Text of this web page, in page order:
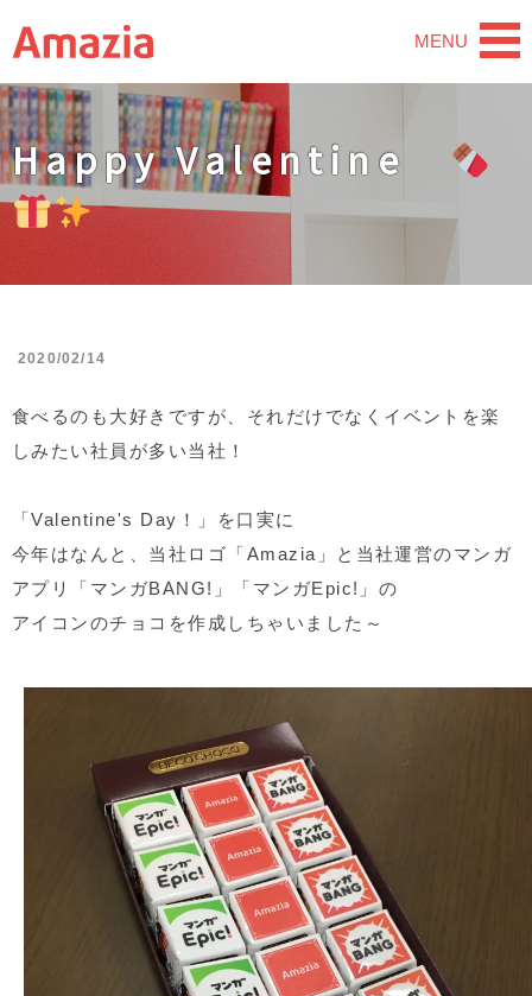
MENU
Happy Valentine
2020/02/14
食べるのも大好きですが、それだけでなくイベントを楽
しみたい社員が多い当社！
「Valentine's Day！」
を口実に
今年はなんと、当社ロゴ「Amazia」と当社運営のマンガ
アプリ「マンガBANG!」「マンガEpic!」の
アイコンのチョコを作成しちゃいました～